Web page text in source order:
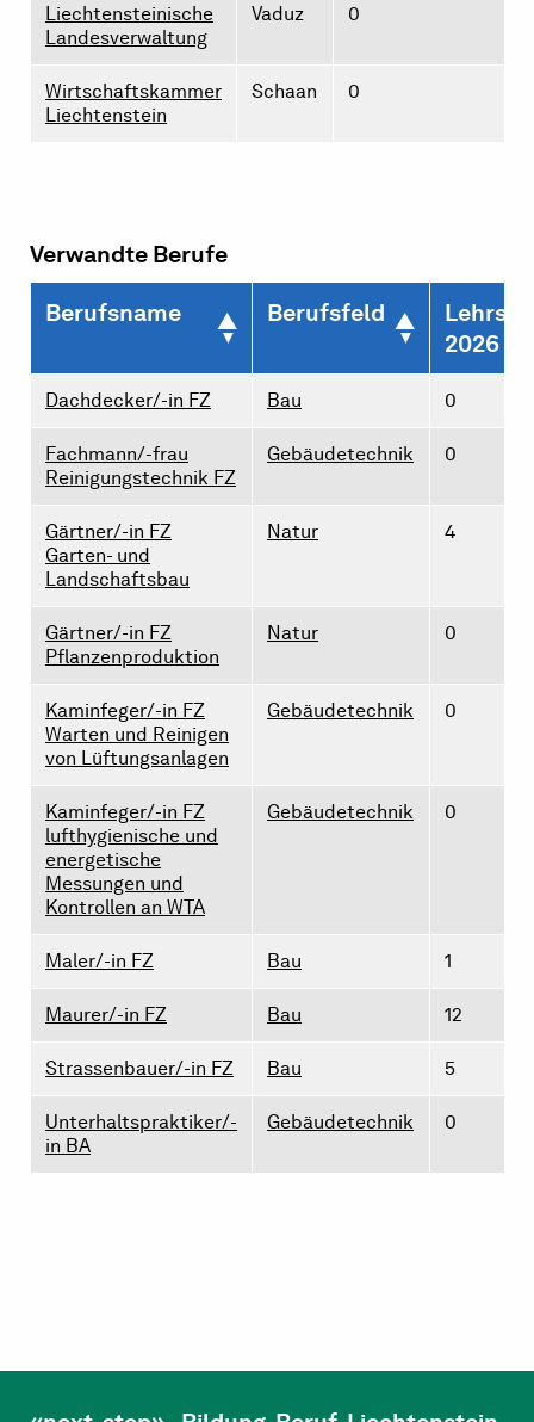
Liechtensteinische
Landesverwaltung
Vaduz 0
Wirtschaftskammer
Liechtenstein
Schaan 0
Verwandte Berufe
Berufsname Berufsfeld
2026
Dachdecker/-in FZ Bau 0
Fachmann/-frau
Reinigungstechnik FZ
Gebäudetechnik 0
Gärtner/-in FZ
Garten- und
Landschaftsbau
Natur 4
Gärtner/-in FZ
Pflanzenproduktion
Natur 0
Kaminfeger/-in FZ
Warten und Reinigen
von Lüftungsanlagen
Gebäudetechnik 0
Kaminfeger/-in FZ
lufthygienische und
energetische
Messungen und
Kontrollen an WTA
Gebäudetechnik 0
Maler/-in FZ Bau 1
Maurer/-in FZ Bau 12
Strassenbauer/-in FZ Bau 5
Unterhaltspraktiker/-
in BA
Gebäudetechnik 0